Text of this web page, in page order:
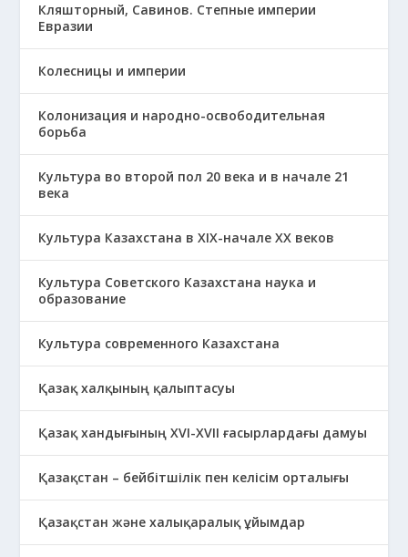
Кляшторный, Савинов. Степные империи
Евразии
Колесницы и империи
Колонизация и народно-освободительная
борьба
Культура во второй пол 20 века и в начале 21
века
Культура Казахстана в ХІХ-начале ХХ веков
Культура Советского Казахстана наука и
образование
Культура современного Казахстана
Қазақ халқының қалыптасуы
Қазақ хандығының XVI-XVII ғасырлардағы дамуы
Қазақстан – бейбітшілік пен келісім орталығы
Қазақстан және халықаралық ұйымдар